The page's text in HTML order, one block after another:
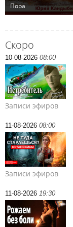
Скоро
10-08-2026 08:00
Записи эфиров
11-08-2026 08:00
Записи эфиров
11-08-2026 19:30